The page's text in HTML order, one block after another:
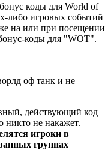
коды для World of
либо игровых событий
на или при посещении
коды для "WOT".
оф танк и не
действующий код
никто не накажет.
игроки в
группах